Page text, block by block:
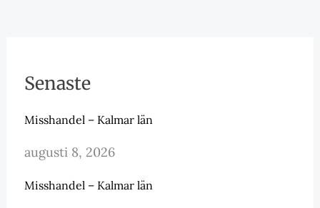
Senaste
Misshandel – Kalmar län
augusti 8, 2026
Misshandel – Kalmar län